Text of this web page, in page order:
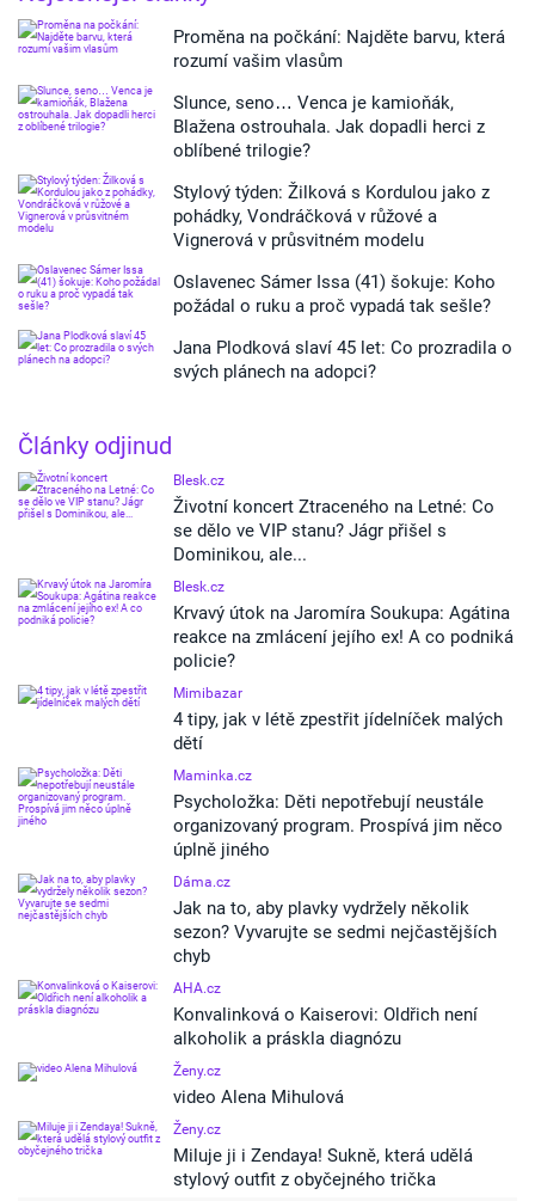
Proměna na počkání: Najděte barvu, která
rozumí vašim vlasům
Slunce, seno… Venca je kamioňák,
Blažena ostrouhala. Jak dopadli herci z
oblíbené trilogie?
Stylový týden: Žilková s Kordulou jako z
pohádky, Vondráčková v růžové a
Vignerová v průsvitném modelu
Oslavenec Sámer Issa (41) šokuje: Koho
požádal o ruku a proč vypadá tak sešle?
Jana Plodková slaví 45 let: Co prozradila o
svých plánech na adopci?
Články odjinud
Blesk.cz
Životní koncert Ztraceného na Letné: Co
se dělo ve VIP stanu? Jágr přišel s
Dominikou, ale...
Blesk.cz
Krvavý útok na Jaromíra Soukupa: Agátina
reakce na zmlácení jejího ex! A co podniká
policie?
Mimibazar
4 tipy, jak v létě zpestřit jídelníček malých
dětí
Maminka.cz
Psycholožka: Děti nepotřebují neustále
organizovaný program. Prospívá jim něco
úplně jiného
Dáma.cz
Jak na to, aby plavky vydržely několik
sezon? Vyvarujte se sedmi nejčastějších
chyb
AHA.cz
Konvalinková o Kaiserovi: Oldřich není
alkoholik a práskla diagnózu
Ženy.cz
video Alena Mihulová
Ženy.cz
Miluje ji i Zendaya! Sukně, která udělá
stylový outfit z obyčejného trička